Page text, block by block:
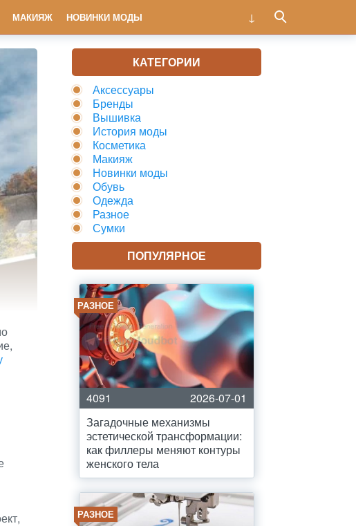
МАКИЯЖ НОВИНКИ МОДЫ
КАТЕГОРИИ
Аксессуары
Бренды
Вышивка
История моды
Косметика
Макияж
Новинки моды
Обувь
Одежда
Разное
Сумки
ПОПУЛЯРНОЕ
РАЗНОЕ
4091
2026-07-01
Загадочные механизмы
эстетической трансформации:
как филлеры меняют контуры
женского тела
РАЗНОЕ